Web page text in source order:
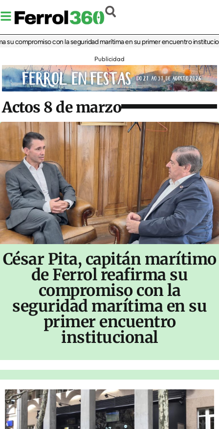
con la seguridad marítima en su primer encuentro institucional
Publicidad
Actos 8 de marzo
César Pita, capitán marítimo
de Ferrol reafirma su
compromiso con la
seguridad marítima en su
primer encuentro
institucional